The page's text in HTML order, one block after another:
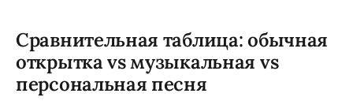
Сравнительная таблица: обычная
открытка vs музыкальная vs
персональная песня